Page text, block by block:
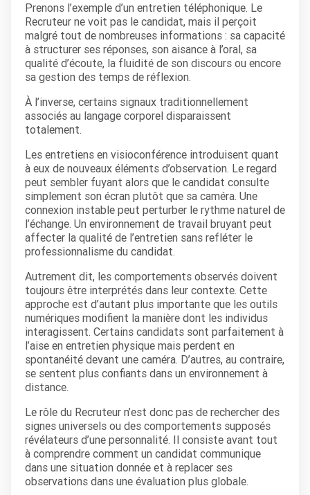
Prenons l’exemple d’un entretien téléphonique. Le
Recruteur ne voit pas le candidat, mais il perçoit
malgré tout de nombreuses informations : sa capacité
à structurer ses réponses, son aisance à l’oral, sa
qualité d’écoute, la fluidité de son discours ou encore
sa gestion des temps de réflexion.
À l’inverse, certains signaux traditionnellement
associés au langage corporel disparaissent
totalement.
Les entretiens en visioconférence introduisent quant
à eux de nouveaux éléments d’observation. Le regard
peut sembler fuyant alors que le candidat consulte
simplement son écran plutôt que sa caméra. Une
connexion instable peut perturber le rythme naturel de
l’échange. Un environnement de travail bruyant peut
affecter la qualité de l’entretien sans refléter le
professionnalisme du candidat.
Autrement dit, les comportements observés doivent
toujours être interprétés dans leur contexte. Cette
approche est d’autant plus importante que les outils
numériques modifient la manière dont les individus
interagissent. Certains candidats sont parfaitement à
l’aise en entretien physique mais perdent en
spontanéité devant une caméra. D’autres, au contraire,
se sentent plus confiants dans un environnement à
distance.
Le rôle du Recruteur n’est donc pas de rechercher des
signes universels ou des comportements supposés
révélateurs d’une personnalité. Il consiste avant tout
à comprendre comment un candidat communique
dans une situation donnée et à replacer ses
observations dans une évaluation plus globale.